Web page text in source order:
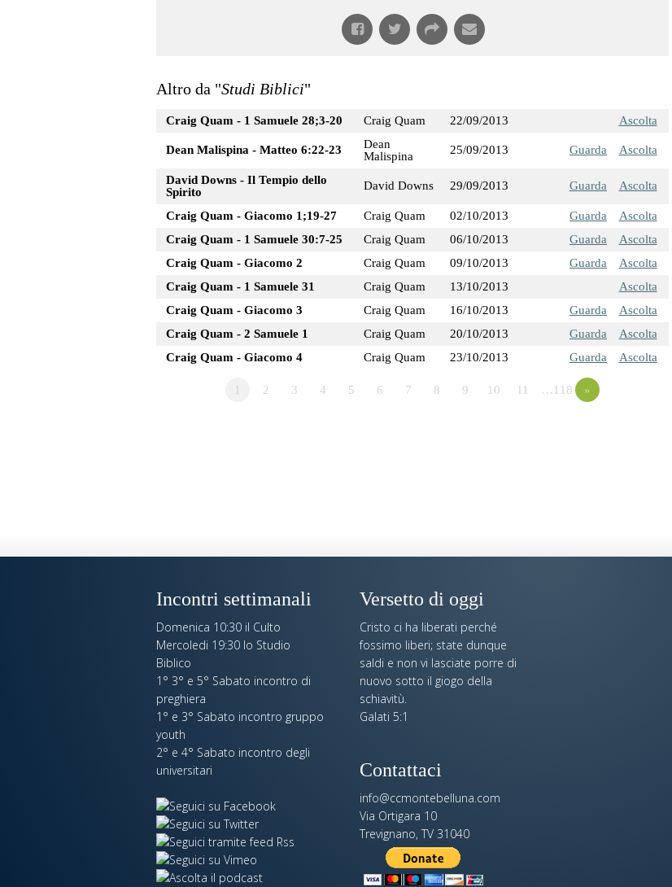
Altro da "Studi Biblici"
Craig Quam - 1 Samuele 28;3-20 Craig Quam 22/09/2013 Ascolta
Dean Malispina - Matteo 6:22-23
Dean
Malispina
25/09/2013 Guarda Ascolta
David Downs - Il Tempio dello
Spirito
David Downs 29/09/2013 Guarda Ascolta
Craig Quam - Giacomo 1;19-27 Craig Quam 02/10/2013 Guarda
Ascolta
Craig Quam - 1 Samuele 30:7-25
Craig Quam 06/10/2013 Guarda
Ascolta
Craig Quam - Giacomo 2
Craig Quam 09/10/2013 Guarda
Ascolta
Craig Quam - 1 Samuele 31
Craig Quam 13/10/2013
Ascolta
Craig Quam - Giacomo 3
Craig Quam 16/10/2013 Guarda
Ascolta
Craig Quam - 2 Samuele 1
Craig Quam 20/10/2013 Guarda
Ascolta
Craig Quam - Giacomo 4
Craig Quam 23/10/2013 Guarda Ascolta
2 3 4 5 6 7 8 9 10 11 …118 »
Incontri settimanali
Domenica 10:30 il Culto
Mercoledi 19:30 lo Studio
Biblico
1° 3° e 5° Sabato incontro di
preghiera
1° e 3° Sabato incontro gruppo
youth
2° e 4° Sabato incontro degli
universitari
Versetto di oggi
Cristo ci ha liberati perché
fossimo liberi; state dunque
saldi e non vi lasciate porre di
nuovo sotto il giogo della
schiavitù.
Galati 5:1
Contattaci
info@ccmontebelluna.com
Via Ortigara 10
Trevignano, TV 31040